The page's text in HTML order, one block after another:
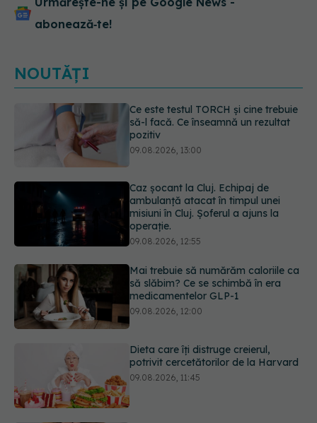
abonează‑te!
NOUTĂȚI
Caz șocant la Cluj. Echipaj de
ambulanță atacat în timpul unei
misiuni în Cluj. Șoferul a ajuns la
Mai trebuie să numărăm caloriile ca
să slăbim? Ce se schimbă în era
medicamentelor GLP-1
09.08.2026, 12:00
Dieta care îți distruge creierul,
potrivit cercetătorilor de la Harvard
09.08.2026, 11:45
Cum folosești uleiul esențial de
rozmarin pentru a opri căderea